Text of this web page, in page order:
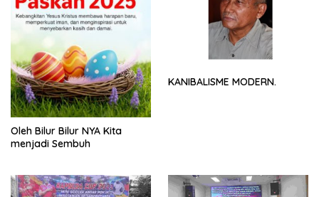
Oleh Bilur Bilur NYA Kita
menjadi Sembuh
KANIBALISME MODERN.